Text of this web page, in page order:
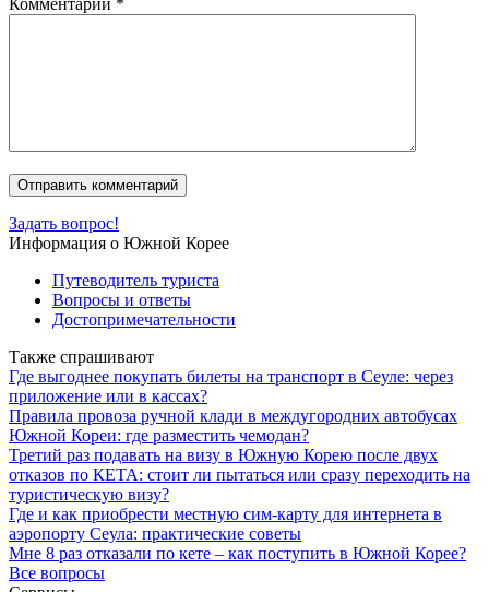
Задать вопрос!
Информация о Южной Корее
Путеводитель туриста
Вопросы и ответы
Достопримечательности
Также спрашивают
Где выгоднее покупать билеты на транспорт в Сеуле: через
приложение или в кассах?
Правила провоза ручной клади в междугородних автобусах
Южной Кореи: где разместить чемодан?
Третий раз подавать на визу в Южную Корею после двух
отказов по КЕТА: стоит ли пытаться или сразу переходить на
туристическую визу?
Где и как приобрести местную сим-карту для интернета в
аэропорту Сеула: практические советы
Мне 8 раз отказали по кете – как поступить в Южной Корее?
Все вопросы